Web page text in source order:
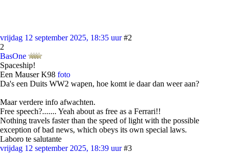
vrijdag 12 september 2025, 18:35 uur #2
2
BasOne
Spaceship!
Een Mauser K98 foto
Da's een Duits WW2 wapen, hoe komt ie daar dan weer aan?
Maar verdere info afwachten.
Free speech?....... Yeah about as free as a Ferrari!!
Nothing travels faster than the speed of light with the possible
exception of bad news, which obeys its own special laws.
Laboro te salutante
vrijdag 12 september 2025, 18:39 uur #3